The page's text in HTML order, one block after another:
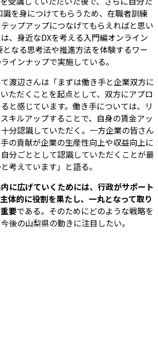
識を身につけてもらうため、在職者訓練
ップアップにつなげてもらえればと思い
、身近なDXを考える入門編オンライン
なる思考法や推進方法を体験するワー
インナップで実施している。
渡辺さんは「まずは働き手と企業双方に
ただくことを起点として、双方にアプロ
と感じています。働き手については、リ
キルアップすることで、自身の賃金アッ
分認識していただく。一方企業の皆さん
の貢献が企業の生産性向上や収益向上に
分ごととして認識していただくことが最
考えています」と語る。
に広げていくためには、行政がサポート
体的に役割を果たし、一丸となって取り
要である。そのためにどのような戦略を
後の山梨県の動きに注目したい。